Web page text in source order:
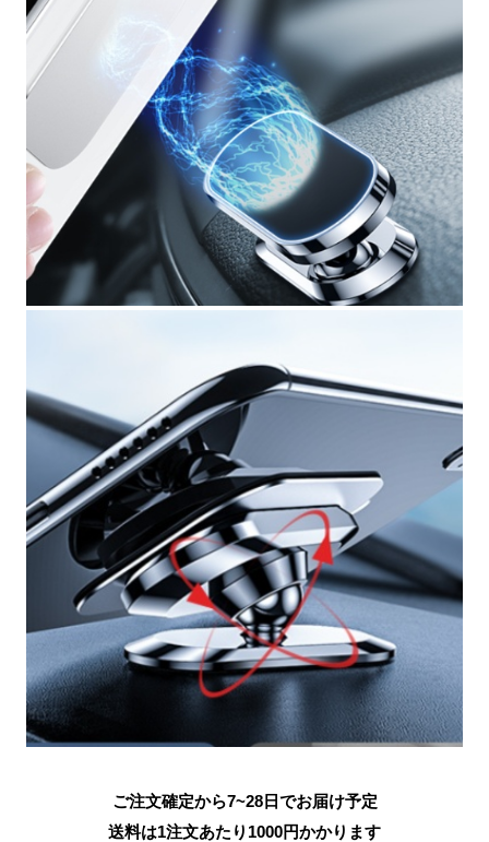
ご注文確定から7~28日でお届け予定
送料は1注文あたり 1000円かかります